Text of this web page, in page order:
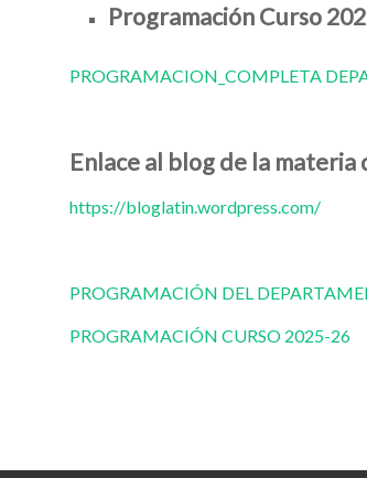
Programación Curso
PROGRAMACION_COMPLETA
Enlace al blog de la materia
https://bloglatin.wordpress.com/
PROGRAMACIÓN DEL
PROGRAMACIÓN CURSO 2025-26